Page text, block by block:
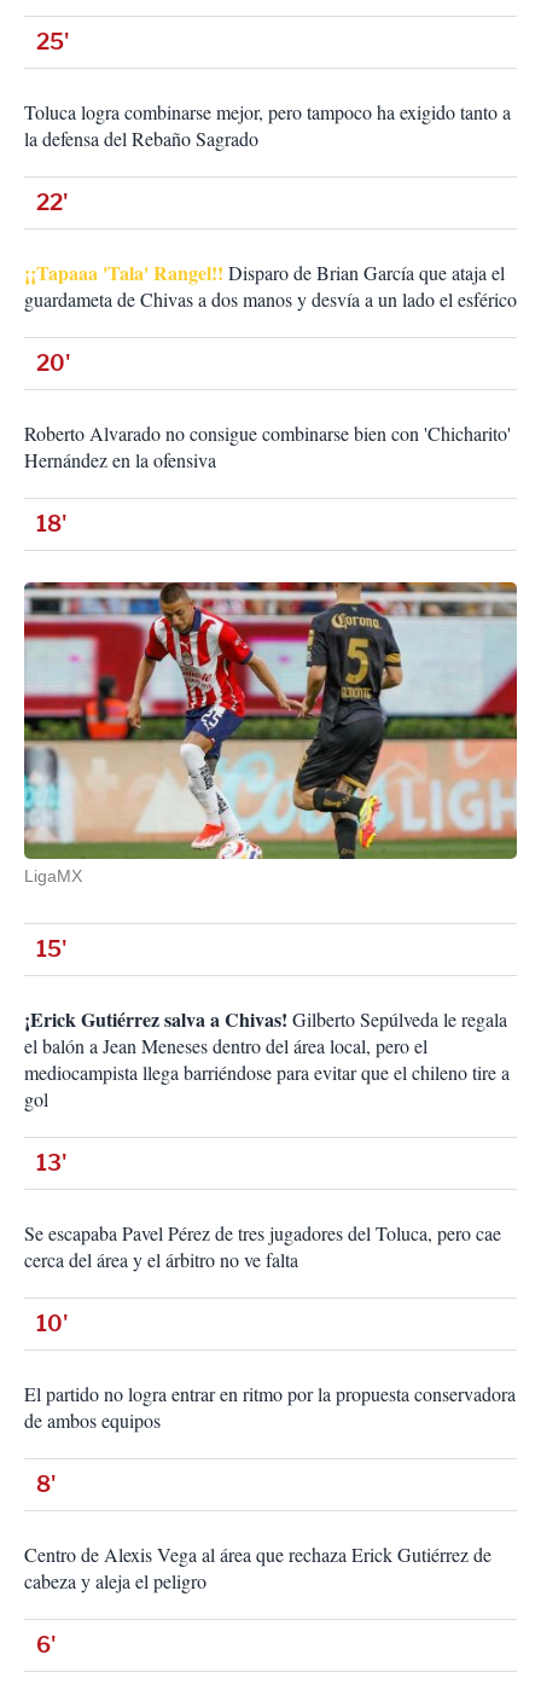
25'
Toluca logra combinarse mejor, pero tampoco ha exigido tanto a
la defensa del Rebaño Sagrado
22'
¡¡Tapaaa 'Tala' Rangel!! Disparo de Brian García que ataja el
guardameta de Chivas a dos manos y desvía a un lado el esférico
20'
Roberto Alvarado no consigue combinarse bien con 'Chicharito'
Hernández en la ofensiva
18'
LigaMX
15'
¡Erick Gutiérrez salva a Chivas! Gilberto Sepúlveda le regala
el balón a Jean Meneses dentro del área local, pero el
mediocampista llega barriéndose para evitar que el chileno tire a
gol
13'
Se escapaba Pavel Pérez de tres jugadores del Toluca, pero cae
cerca del área y el árbitro no ve falta
10'
El partido no logra entrar en ritmo por la propuesta conservadora
de ambos equipos
8'
Centro de Alexis Vega al área que rechaza Erick Gutiérrez de
cabeza y aleja el peligro
6'